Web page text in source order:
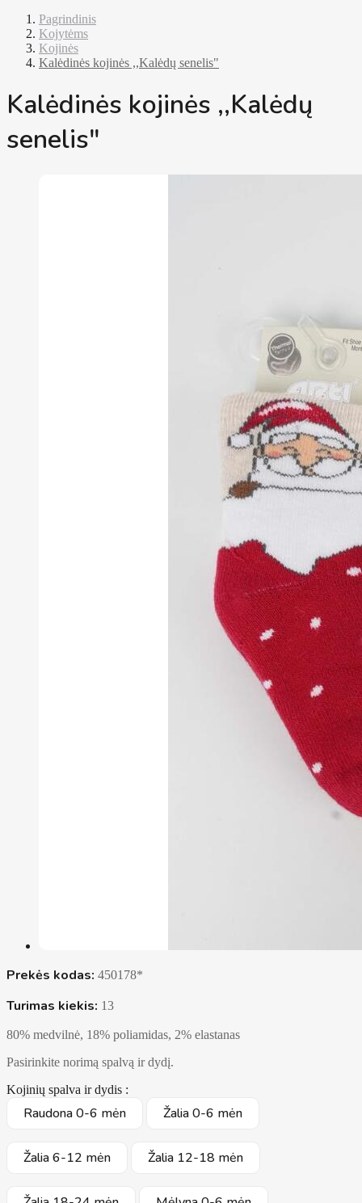
Pagrindinis
Kojytėms
Kojinės
Kalėdinės kojinės ,,Kalėdų senelis"
Kalėdinės kojinės ,,Kalėdų
senelis"
Prekės kodas: 450178*
Turimas kiekis: 13
80% medvilnė, 18% poliamidas, 2% elastanas
Pasirinkite norimą spalvą ir dydį.
Kojinių spalva ir dydis :
Raudona 0-6 mėn Žalia 0-6 mėn
Žalia 6-12 mėn Žalia 12-18 mėn